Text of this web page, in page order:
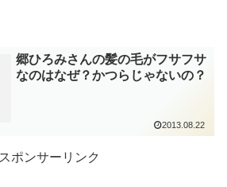
郷ひろみさんの髪の毛がフサフサ
なのはなぜ？かつらじゃないの？
2013.08.22
スポンサーリンク